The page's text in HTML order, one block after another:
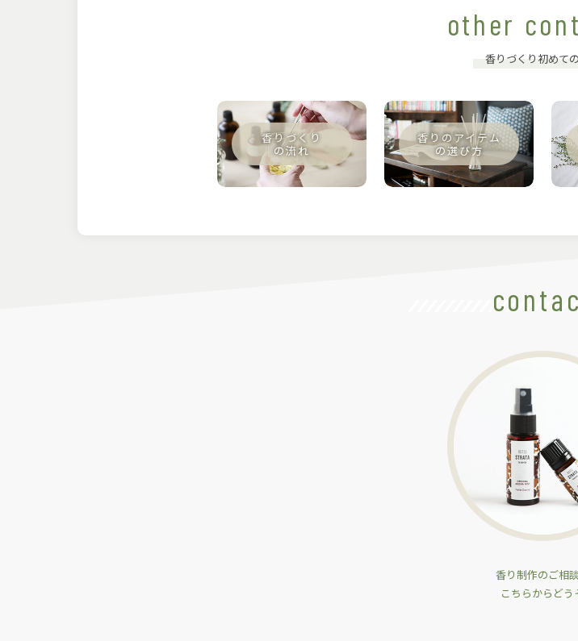
other
香りづくり初めて
香り制作のご相
こちらからどう